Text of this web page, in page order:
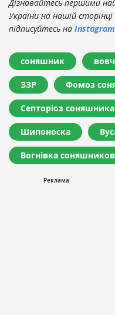
Дізнавайтесь першими
України на нашій сторінці
підписуйтесь на
соняшник
ЗЗР Фомоз
Септоріоз соняшника
Шипоноска
Вогнівка